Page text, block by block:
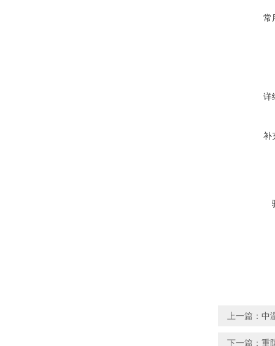
常
详
补
上一篇： 中
下一篇： 重